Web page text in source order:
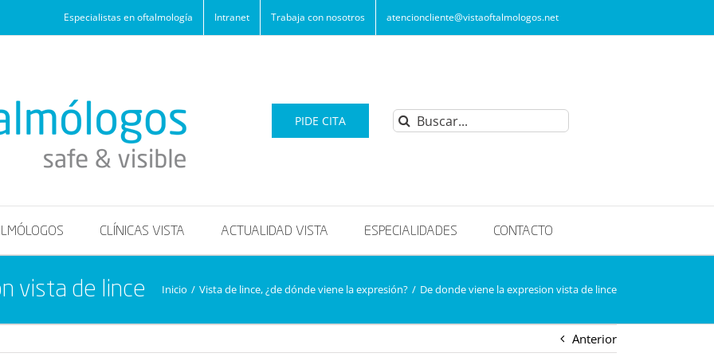
Especialistas en oftalmología Intranet Trabaja con nosotros atencioncliente@vistaoftalmologos.net
PIDE CITA Buscar:
CLÍNICAS VISTA ACTUALIDAD VISTA ESPECIALIDADES CONTACTO
vista de lince Inicio / Vista de lince, ¿de dónde viene la expresión? / De donde viene la expresion vista de lince
Anterior